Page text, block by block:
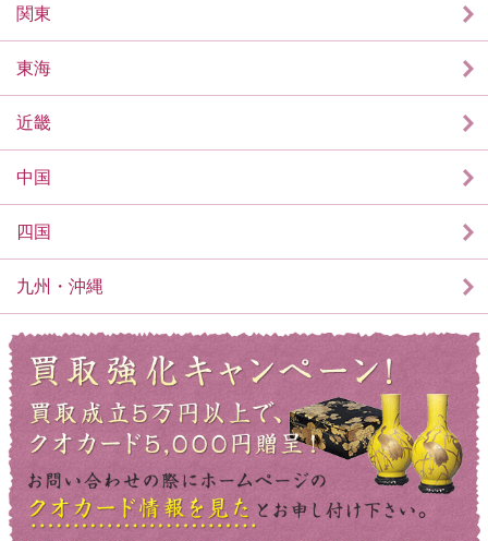
関東
東海
近畿
中国
四国
九州・沖縄